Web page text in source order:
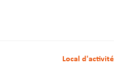
Local d'activité